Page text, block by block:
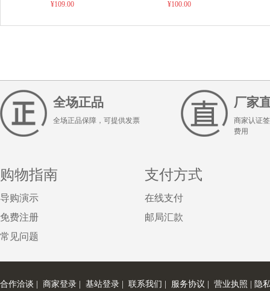
区除外），默认发天天快递
¥109.00 床漏粪板、定位栏漏粪板
¥100.00
全场正品
全场正品保障，可提供发票
厂家
商家认证
费用
购物指南
导购演示
免费注册
常见问题
支付方式
在线支付
邮局汇款
合作洽谈 商家登录 基站登录 联系我们 服务协议 营业执照
隐